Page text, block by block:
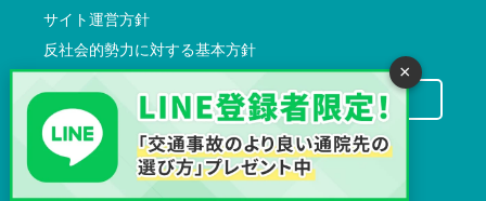
サイト運営方針
反社会的勢力に対する基本方針
交通事故病院サーチに掲載希望の先生方へ
×